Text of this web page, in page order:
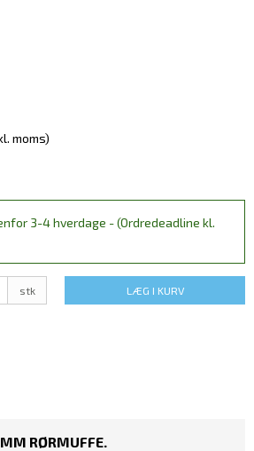
moms)
3-4 hverdage - (Ordredeadline kl.
stk LÆG I KURV
RØRMUFFE.